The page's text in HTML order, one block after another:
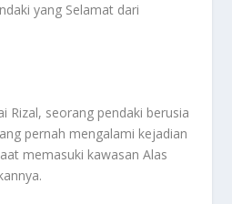
yang Selamat dari
Rizal, seorang pendaki berusia
pernah mengalami kejadian
memasuki kawasan Alas